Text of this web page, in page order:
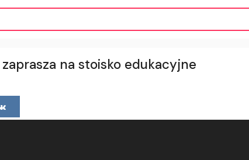
na stoisko edukacyjne